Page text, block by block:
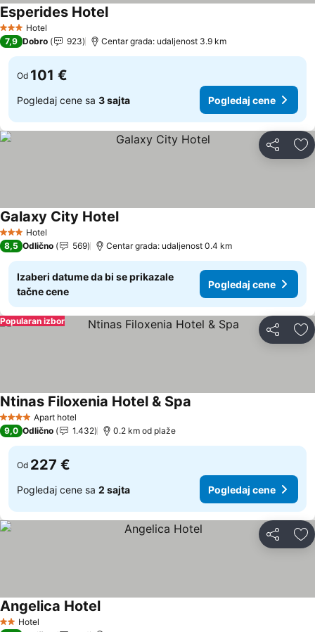
3 Zvezdice
Hotel
Esperides Hotel
7,9 Dobro 923 Centar grada: udaljenost 3.9 km
Od 101 €
Pogledaj cene sa 3 sajta Pogledaj cene
Deli
3 Zvezdice
Hotel
Galaxy City Hotel
8,5 Odlično 569 Centar grada: udaljenost 0.4 km
Izaberi datume da bi se prikazale
tačne cene
Pogledaj cene
Deli
Popularan izbor
4 ZvezdiceApart hotel
Ntinas Filoxenia Hotel & Spa
9,0 Odlično 1.432 0.2 km od plaže
Od 227 €
Pogledaj cene sa 2 sajta Pogledaj cene
Deli
2 Zvezdice
Hotel
Angelica Hotel